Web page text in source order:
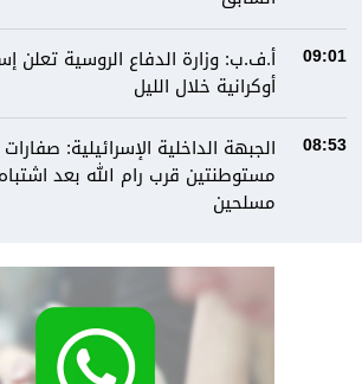
09:01
أوكرانية خلال الليل
08:53
الجبهة الداخلية الإسرائيلية:
مستوطنتين قرب رام الله بعد
مسلحين